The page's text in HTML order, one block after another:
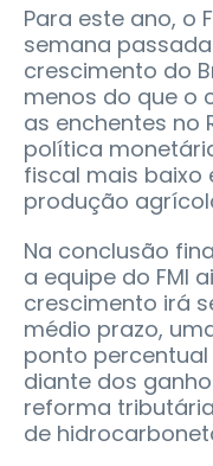
Para este ano, o
semana
crescimento do
menos do que o
as enchentes no
política
fiscal mais baixo
produção
Na conclusão
a equipe do FMI
crescimento irá
médio prazo,
ponto percentual
diante dos
reforma
de